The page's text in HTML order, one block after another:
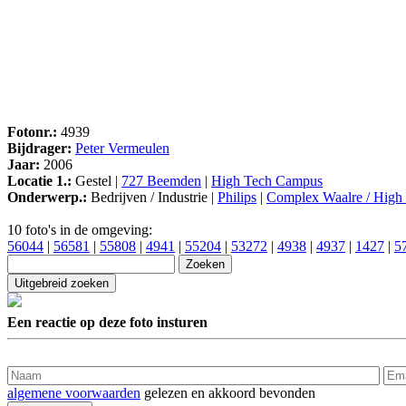
Fotonr.: 4939
Bijdrager: Peter Vermeulen
Jaar: 2006
Locatie 1.: Gestel | 727 Beemden
High Tech Campus
Onderwerp.: Bedrijven / Industrie | Philips Complex Waalre / High
10 foto's in de omgeving:
56044
56581 55808 4941 55204 53272 4938 4937 1427
Een reactie op deze foto insturen
algemene voorwaarden gelezen en akkoord bevonden